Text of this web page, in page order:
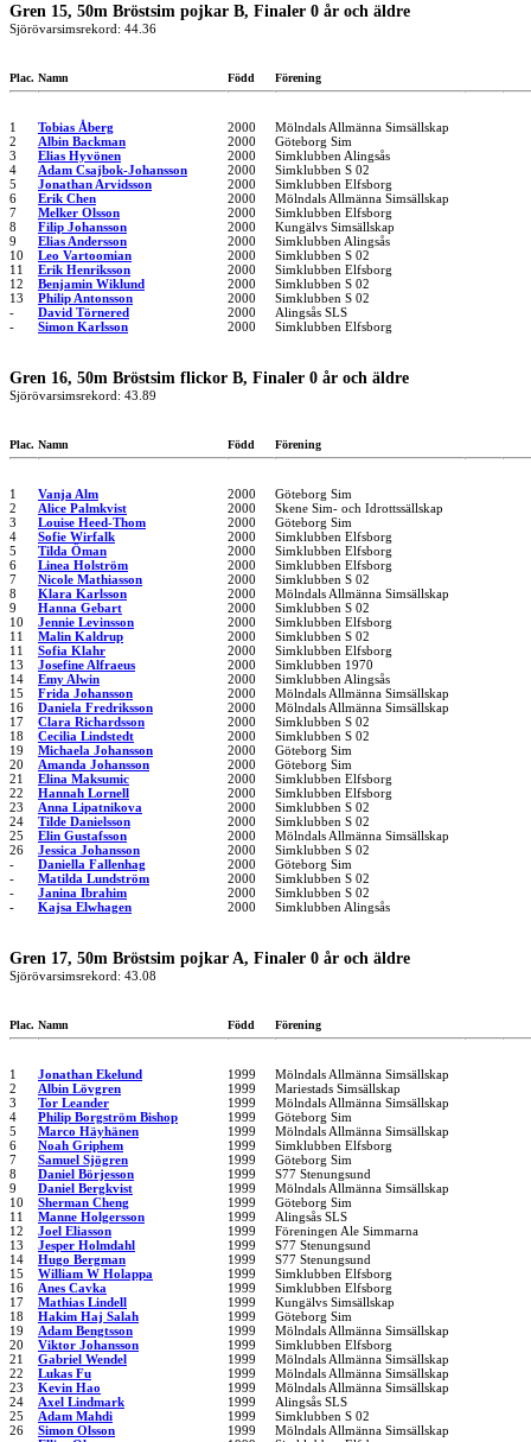
Gren 15, 50m Bröstsim pojkar B, Finaler 0 år och äldre
Sjörövarsimsrekord: 44.36
Plac. Namn Född Förening
1 Tobias Åberg 2000
Mölndals Allmänna Simsällskap
2
Albin Backman 2000
Göteborg Sim
3
Elias Hyvönen 2000
Simklubben Alingsås
4
Adam Csajbok-Johansson 2000
Simklubben S 02
5
Jonathan Arvidsson 2000
Simklubben Elfsborg
6
Erik Chen 2000
Mölndals Allmänna Simsällskap
7
Melker Olsson 2000
Simklubben Elfsborg
8
Filip Johansson 2000
Kungälvs Simsällskap
9
Elias Andersson 2000
Simklubben Alingsås
10
Leo Vartoomian 2000
Simklubben S 02
11
Erik Henriksson 2000
Simklubben Elfsborg
12
Benjamin Wiklund 2000
Simklubben S 02
13
Philip Antonsson 2000
Simklubben S 02
-
David Törnered 2000
Alingsås SLS
-
Simon Karlsson 2000 Simklubben Elfsborg
Gren 16, 50m Bröstsim flickor B, Finaler 0 år och äldre
Sjörövarsimsrekord: 43.89
Plac. Namn Född Förening
1 Vanja Alm 2000
Göteborg Sim
2
Alice Palmkvist 2000
Skene Sim- och Idrottssällskap
3
Louise Heed-Thom 2000
Göteborg Sim
4
Sofie Wirfalk 2000
Simklubben Elfsborg
5
Tilda Öman 2000
Simklubben Elfsborg
6
Linea Holström 2000
Simklubben Elfsborg
7
Nicole Mathiasson 2000
Simklubben S 02
8
Klara Karlsson 2000
Mölndals Allmänna Simsällskap
9
Hanna Gebart 2000
Simklubben S 02
10
Jennie Levinsson 2000
Simklubben Elfsborg
11
Malin Kaldrup 2000
Simklubben S 02
11
Sofia Klahr 2000
Simklubben Elfsborg
13
Josefine Alfraeus 2000
Simklubben 1970
14
Emy Alwin 2000
Simklubben Alingsås
15
Frida Johansson 2000
Mölndals Allmänna Simsällskap
16
Daniela Fredriksson 2000
Mölndals Allmänna Simsällskap
17
Clara Richardsson 2000
Simklubben S 02
18
Cecilia Lindstedt 2000
Simklubben S 02
19
Michaela Johansson 2000
Göteborg Sim
20
Amanda Johansson 2000
Göteborg Sim
21
Elina Maksumic 2000
Simklubben Elfsborg
22
Hannah Lornell 2000
Simklubben Elfsborg
23
Anna Lipatnikova 2000
Simklubben S 02
24
Tilde Danielsson 2000
Simklubben S 02
25
Elin Gustafsson 2000
Mölndals Allmänna Simsällskap
26
Jessica Johansson 2000
Simklubben S 02
-
Daniella Fallenhag 2000
Göteborg Sim
-
Matilda Lundström 2000
Simklubben S 02
-
Janina Ibrahim 2000
Simklubben S 02
-
Kajsa Elwhagen 2000 Simklubben Alingsås
Gren 17, 50m Bröstsim pojkar A, Finaler 0 år och äldre
Sjörövarsimsrekord: 43.08
Plac. Namn Född Förening
1 Jonathan Ekelund 1999
Mölndals Allmänna Simsällskap
2
Albin Lövgren 1999
Mariestads Simsällskap
3
Tor Leander 1999
Mölndals Allmänna Simsällskap
4
Philip Borgström Bishop 1999
Göteborg Sim
5
Marco Häyhänen 1999
Mölndals Allmänna Simsällskap
6
Noah Griphem 1999
Simklubben Elfsborg
7
Samuel Sjögren 1999
Göteborg Sim
8
Daniel Börjesson 1999
S77 Stenungsund
9
Daniel Bergkvist 1999
Mölndals Allmänna Simsällskap
10
Sherman Cheng 1999
Göteborg Sim
11
Manne Holgersson 1999
Alingsås SLS
12
Joel Eliasson 1999
Föreningen Ale Simmarna
13
Jesper Holmdahl 1999
S77 Stenungsund
14
Hugo Bergman 1999
S77 Stenungsund
15
William W Holappa 1999
Simklubben Elfsborg
16
Anes Cavka 1999
Simklubben Elfsborg
17
Mathias Lindell 1999
Kungälvs Simsällskap
18
Hakim Haj Salah 1999
Göteborg Sim
19
Adam Bengtsson 1999
Mölndals Allmänna Simsällskap
20
Viktor Johansson 1999
Simklubben Elfsborg
21
Gabriel Wendel 1999
Mölndals Allmänna Simsällskap
22
Lukas Fu 1999
Mölndals Allmänna Simsällskap
23
Kevin Hao 1999
Mölndals Allmänna Simsällskap
24
Axel Lindmark 1999
Alingsås SLS
25
Adam Mahdi 1999
Simklubben S 02
26
Simon Olsson 1999
Mölndals Allmänna Simsällskap